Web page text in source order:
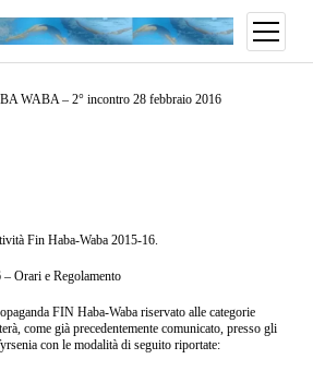
WABA – 2° incontro 28 febbraio 2016
Fin Haba-Waba 2015-16.
Orari e Regolamento
FIN Haba-Waba riservato alle categorie
come già precedentemente comunicato, presso gli
con le modalità di seguito riportate: